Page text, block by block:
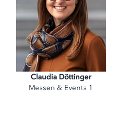
Claudia Döttinger
Messen & Events 1